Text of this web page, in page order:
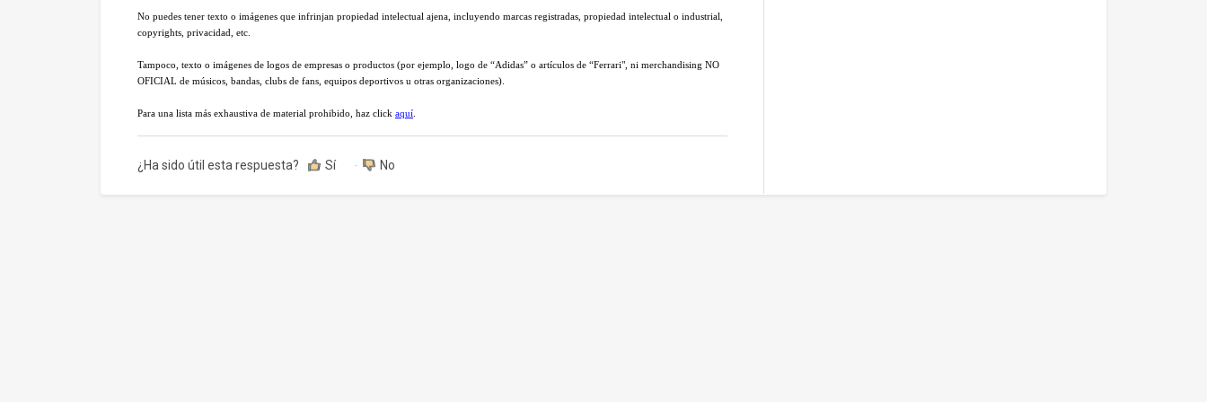
No puedes tener texto o imágenes que infrinjan propiedad intelectual ajena, incluyendo marcas registradas, propiedad intelectual o industrial,
copyrights, privacidad, etc.
Tampoco, texto o imágenes de logos de empresas o productos (por ejemplo, logo de “Adidas” o artículos de “Ferrari", ni merchandising NO
OFICIAL de músicos, bandas, clubs de fans, equipos deportivos u otras organizaciones).
Para una lista más exhaustiva de material prohibido, haz click aquí
¿Ha sido útil esta respuesta? Sí No